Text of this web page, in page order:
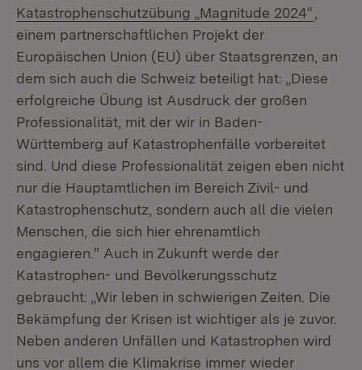
Katastrophenschutzübung „Magnitude 2024“
einem partnerschaftlichen Projekt der
Europäischen Union (EU) über Staatsgrenzen, an
dem sich auch die Schweiz beteiligt hat: „Diese
erfolgreiche Übung ist Ausdruck der großen
Professionalität, mit der wir in Baden-
Württemberg auf Katastrophenfälle vorbereitet
sind. Und diese Professionalität zeigen eben nicht
nur die Hauptamtlichen im Bereich Zivil- und
Katastrophenschutz, sondern auch all die vielen
Menschen, die sich hier ehrenamtlich
engagieren." Auch in Zukunft werde der
Katastrophen- und Bevölkerungsschutz
gebraucht: „Wir leben in schwierigen Zeiten. Die
Bekämpfung der Krisen ist wichtiger als je zuvor.
Neben anderen Unfällen und Katastrophen wird
uns vor allem die Klimakrise immer wieder